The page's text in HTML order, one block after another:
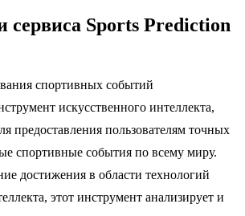
сервиса Sports Prediction
спортивных событий
искусственного интеллекта,
предоставления пользователям точных
спортивные события по всему миру.
достижения в области технологий
этот инструмент анализирует и